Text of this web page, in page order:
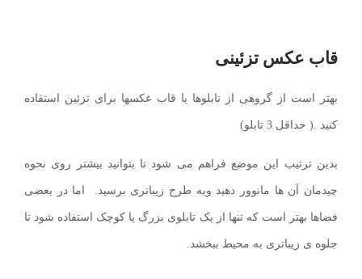
قاب عکس تزئینی
بهتر است از گروهی از تابلوها یا قاب عکسها برای تزئین استفاده
کنید .( حداقل 3 تابلو)
بدین ترتیب این موضع فراهم می شود تا بتوانید بیشتر روی نحوه
چیدمان آن ها مانوور دهید وبه طرح زیباتری برسید. اما در بعضی
فضاها بهتر است که تنها از یک تابلوی بزرگ یا کوچک استفاده شود تا
جلوه ی زیباتری به محیط ببخشد.